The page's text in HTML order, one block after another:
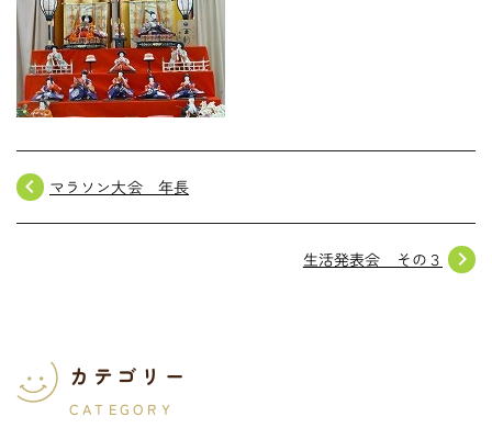
navigate_before マラソン大会 年長
navigate_next
生活発表会 その３
カテゴリー
CATEGORY